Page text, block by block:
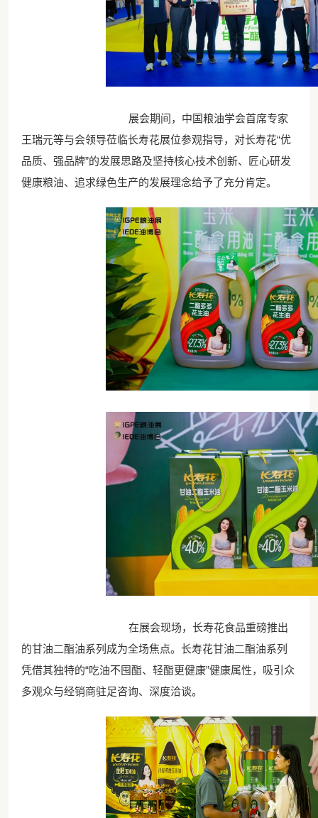
展会期间，中国粮油学会首席专家
王瑞元等与会领导莅临长寿花展位参观指导，对长寿花“优
品质、强品牌”的发展思路及坚持核心技术创新、匠心研发
健康粮油、追求绿色生产的发展理念给予了充分肯定。
在展会现场，长寿花食品重磅推出
的甘油二酯油系列成为全场焦点。长寿花甘油二酯油系列
凭借其独特的“吃油不囤酯、轻酯更健康”健康属性，吸引众
多观众与经销商驻足咨询、深度洽谈。